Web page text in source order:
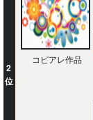
2
位
コピアレ作品